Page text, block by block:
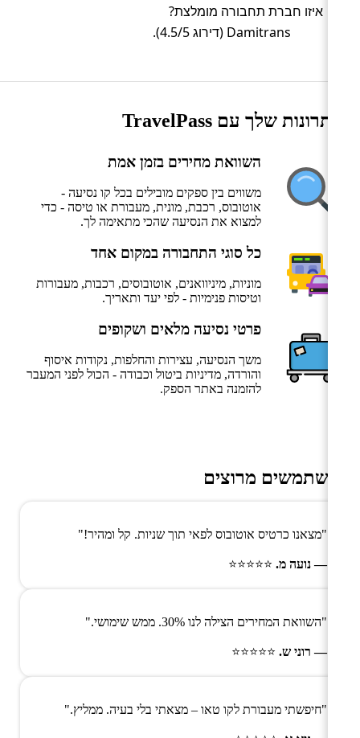
איזו חברת תחבורה מומלצת?
Damitrans (דירוג 4.5/5).
היתרונות שלך עם TravelPass
השוואת מחירים בזמן אמת
משווים בין ספקים מובילים בכל קו נסיעה -
אוטובוס, רכבת, מונית, מעבורת או טיסה - כדי
למצוא את הנסיעה שהכי מתאימה לך.
כל סוגי התחבורה במקום אחד
מוניות, מיניוואנים, אוטובוסים, רכבות, מעבורות
וטיסות פנימיות - לפי יעד ותאריך.
פרטי נסיעה מלאים ושקופים
משך הנסיעה, עצירות והחלפות, נקודות איסוף
והורדה, מדיניות ביטול וכבודה - הכול לפני המעבר
להזמנה באתר הספק.
משתמשים מרוצים
"מצאנו כרטיס אוטובוס לפאי תוך שניות. קל ומהיר!"
— נועה מ. ⭐⭐⭐⭐⭐
"השוואת המחירים הצילה לנו 30%. ממש שימושי."
— רוני ש. ⭐⭐⭐⭐⭐
"חיפשתי מעבורת לקו טאו – מצאתי בלי בעיה. ממליץ."